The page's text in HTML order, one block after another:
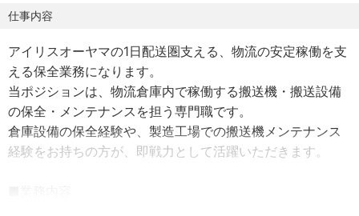
仕事内容
アイリスオーヤマの1日配送圏支える、物流の安定稼働を支
える保全業務になります。
当ポジションは、物流倉庫内で稼働する搬送機・搬送設備
の保全・メンテナンスを担う専門職です。
倉庫設備の保全経験や、製造工場での搬送機メンテナンス
経験をお持ちの方が、即戦力として活躍いただきます。